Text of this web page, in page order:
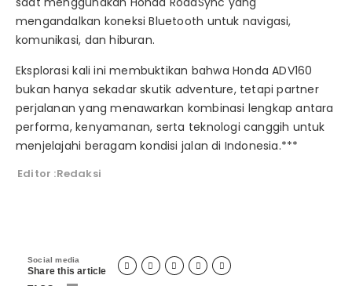
mengandalkan koneksi Bluetooth untuk navigasi,
komunikasi, dan hiburan.
Eksplorasi kali ini membuktikan bahwa Honda ADV160
bukan hanya sekadar skutik adventure, tetapi partner
perjalanan yang menawarkan kombinasi lengkap antara
performa, kenyamanan, serta teknologi canggih untuk
menjelajahi beragam kondisi jalan di Indonesia.***
Editor :Redaksi
Social media
Share this article     